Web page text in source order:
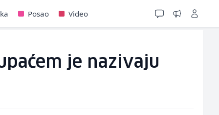
Posao Video
je nazivaju